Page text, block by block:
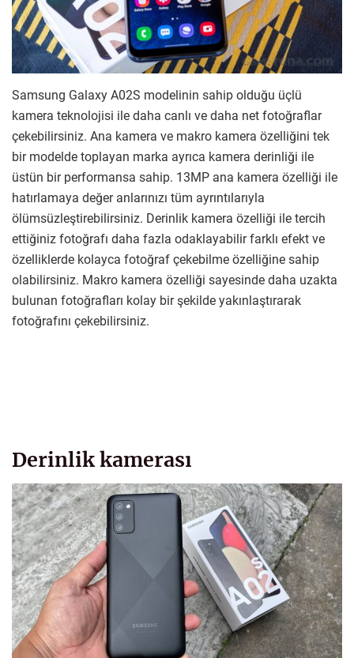
Samsung Galaxy A02S modelinin sahip olduğu üçlü
kamera teknolojisi ile daha canlı ve daha net fotoğraflar
çekebilirsiniz. Ana kamera ve makro kamera özelliğini tek
bir modelde toplayan marka ayrıca kamera derinliği ile
üstün bir performansa sahip. 13MP ana kamera özelliği ile
hatırlamaya değer anlarınızı tüm ayrıntılarıyla
ölümsüzleştirebilirsiniz. Derinlik kamera özelliği ile tercih
ettiğiniz fotoğrafı daha fazla odaklayabilir farklı efekt ve
özelliklerde kolayca fotoğraf çekebilme özelliğine sahip
olabilirsiniz. Makro kamera özelliği sayesinde daha uzakta
bulunan fotoğrafları kolay bir şekilde yakınlaştırarak
fotoğrafını çekebilirsiniz.
Derinlik kamerası